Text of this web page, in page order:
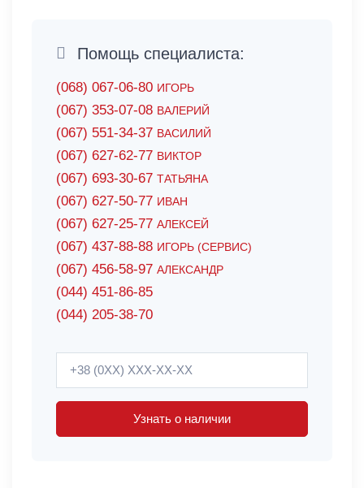
Помощь специалиста:
(068) 067-06-80 ИГОРЬ
(067) 353-07-08 ВАЛЕРИЙ
(067) 551-34-37 ВАСИЛИЙ
(067) 627-62-77 ВИКТОР
(067) 693-30-67 ТАТЬЯНА
(067) 627-50-77 ИВАН
(067) 627-25-77 АЛЕКСЕЙ
(067) 437-88-88 ИГОРЬ (СЕРВИС)
(067) 456-58-97 АЛЕКСАНДР
(044) 451-86-85
(044) 205-38-70
Узнать о наличии